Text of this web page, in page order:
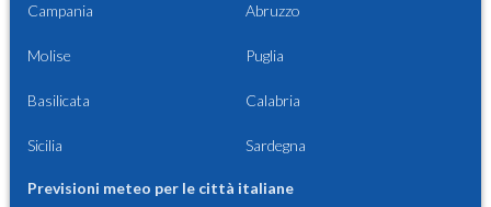
Campania Abruzzo
Molise Puglia
Basilicata Calabria
Sicilia Sardegna
Previsioni meteo per le città italiane